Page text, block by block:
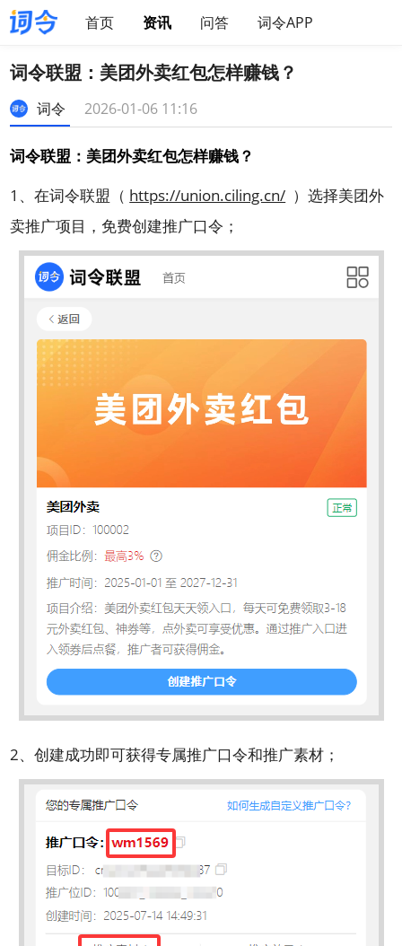
首页 资讯 问答 词令APP
词令联盟：美团外卖红包怎样赚钱？
词令 2026-01-06 11:16
词令联盟：美团外卖红包怎样赚钱？
1、在词令联盟（ https://union.ciling.cn/ ）选择美团外
卖推广项目，免费创建推广口令；
2、创建成功即可获得专属推广口令和推广素材；